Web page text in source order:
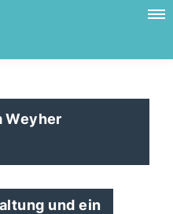
Weyher
und ein